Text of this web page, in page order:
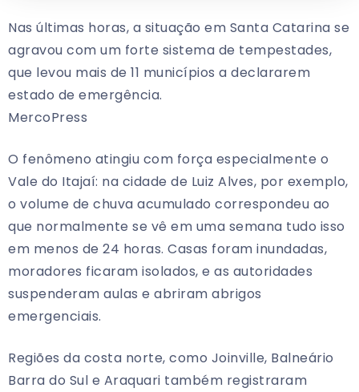
Nas últimas horas, a situação em Santa Catarina se
agravou com um forte sistema de tempestades,
que levou mais de 11 municípios a declararem
estado de emergência.
MercoPress
O fenômeno atingiu com força especialmente o
Vale do Itajaí: na cidade de Luiz Alves, por exemplo,
o volume de chuva acumulado correspondeu ao
que normalmente se vê em uma semana tudo isso
em menos de 24 horas. Casas foram inundadas,
moradores ficaram isolados, e as autoridades
suspenderam aulas e abriram abrigos
emergenciais.
Regiões da costa norte, como Joinville, Balneário
Barra do Sul e Araquari também registraram